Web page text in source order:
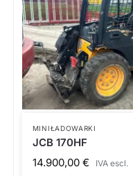
MINIŁADOWARKI
JCB 170HF
14.900,00 € IVA escl.